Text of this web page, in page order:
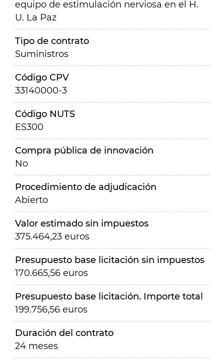
equipo de estimulación nerviosa en el H.
U. La Paz
Tipo de contrato
Suministros
Código CPV
33140000-3
Código NUTS
ES300
Compra pública de innovación
No
Procedimiento de adjudicación
Abierto
Valor estimado sin impuestos
375.464,23 euros
Presupuesto base licitación sin impuestos
170.665,56 euros
Presupuesto base licitación. Importe total
199.756,56 euros
Duración del contrato
24 meses